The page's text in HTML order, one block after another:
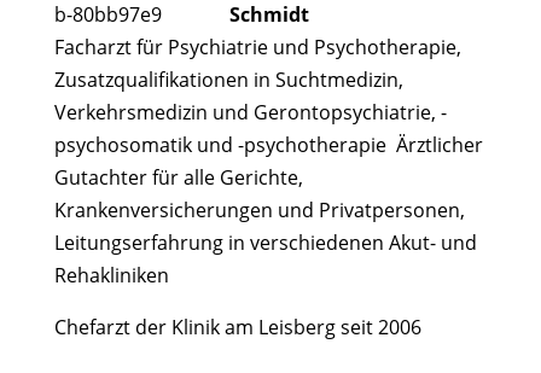
Schmidt
Facharzt für Psychiatrie und Psychotherapie,
Zusatzqualifikationen in Suchtmedizin,
Verkehrsmedizin und Gerontopsychiatrie, -
psychosomatik und -psychotherapie Ärztlicher
Gutachter für alle Gerichte,
Krankenversicherungen und Privatpersonen,
Leitungserfahrung in verschiedenen Akut- und
Rehakliniken
Chefarzt der Klinik am Leisberg seit 2006